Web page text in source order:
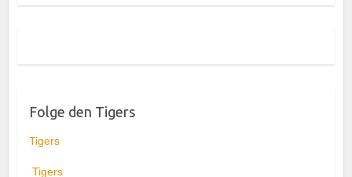
Folge den Tigers
Tigers
Tigers